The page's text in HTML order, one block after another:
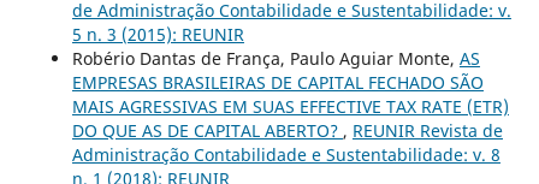
de Administração Contabilidade e Sustentabilidade: v.
5 n. 3 (2015): REUNIR
Robério Dantas de França, Paulo Aguiar Monte, AS
EMPRESAS BRASILEIRAS DE CAPITAL FECHADO SÃO
MAIS AGRESSIVAS EM SUAS EFFECTIVE TAX RATE (ETR)
DO QUE AS DE CAPITAL ABERTO? , REUNIR Revista de
Administração Contabilidade e Sustentabilidade: v. 8
n. 1 (2018): REUNIR